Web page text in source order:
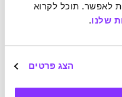
שלנו.
הצג פרטים
שאנו מבחינים בהם
ממה שהם משקפים את